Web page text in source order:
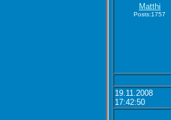
Matthi
Posts:1757
19.11.2008
17:42:50